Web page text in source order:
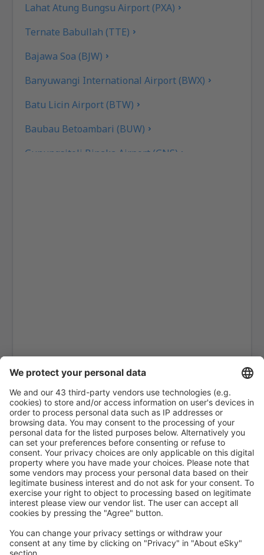
Lahat Atung Bungsu Airport (PXA)
Ternate Babullah (TTE)
Bajawa Soa (BJW)
Banyuwangi International Airport (BWX)
Batu Licin Airport (BTW)
Baubau Betoambari (BUW)
Gunungsitoli Binaka Airport (GNS)
Larantuka Gewayantana (LKA)
Kotabaru Gusti Syamsir Alam Airport (KBU)
Ende Hasan Aroeboesman (ENE)
Tanjung Pandan H.A.S. Hanandjoeddin (TJQ)
Jakarta
Kendari Haluoleo (KDI)
Batam Hang Nadim (BTH)
Bandung Husein Sastranegara (BDO)